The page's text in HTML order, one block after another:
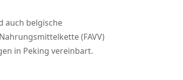
auch belgische
(FAVV)
in Peking vereinbart.